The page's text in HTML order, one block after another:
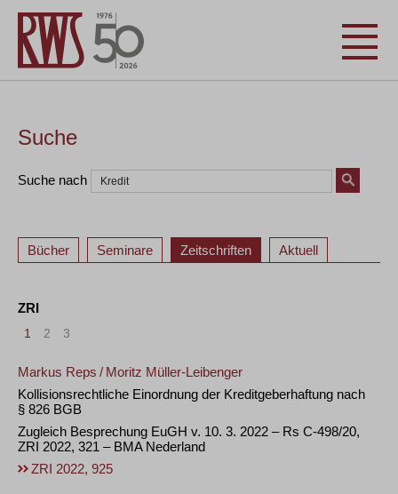
Suche
Suche nach
Bücher Seminare Zeitschriften Aktuell
ZRI
1 2 3
Markus Reps / Moritz Müller-Leibenger
Kollisionsrechtliche Einordnung der Kreditgeberhaftung nach
§ 826 BGB
Zugleich Besprechung EuGH v. 10. 3. 2022 – Rs C-498/20,
ZRI 2022, 321 – BMA Nederland
ZRI 2022, 925